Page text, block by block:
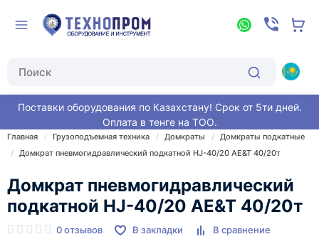
Поставки оборудования по Казахстану! Срок от 5ти дней.
Оплата в тенге на ТОО.
Главная Грузоподъемная техника Домкраты
Домкраты подкатные
Домкрат пневмогидравлический подкатной HJ-40/20 AE&T 40/20т
Домкрат пневмогидравлический
подкатной HJ-40/20 AE&T 40/20т
0 отзывов В закладки
В сравнение